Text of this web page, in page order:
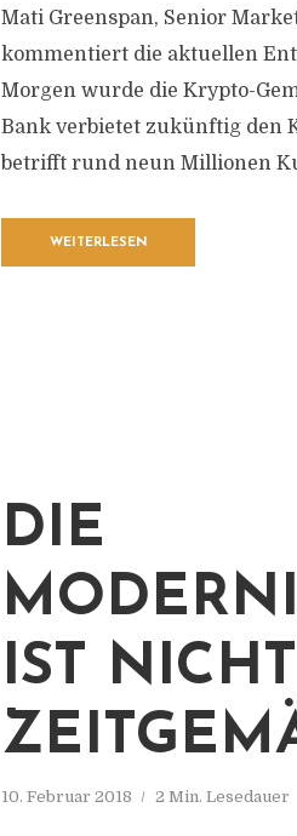
Mati Greenspan, Senior
kommentiert die aktuellen
Morgen wurde die Krypto-
Bank verbietet zukünftig den
betrifft rund neun Millionen
WEITERLESEN
DIE
IST
10. Februar 2018 2 Min. Lesedauer